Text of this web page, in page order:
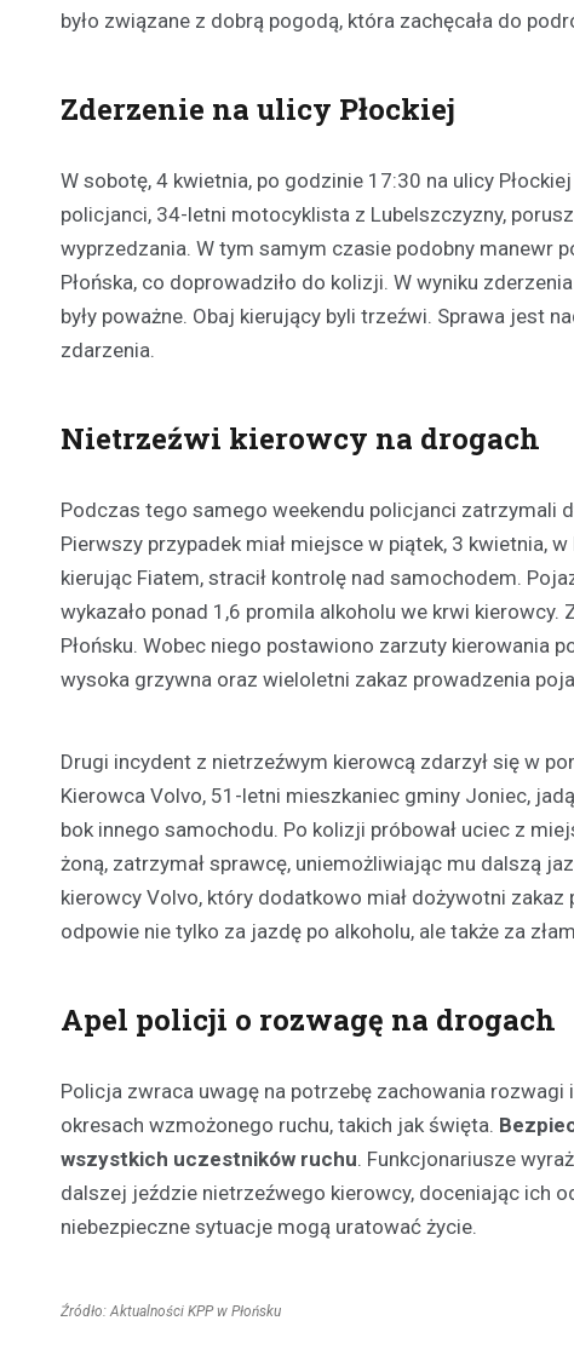
było związane z dobrą pogodą, która zachęcała do
Zderzenie na ulicy Płockiej
W sobotę, 4 kwietnia, po godzinie 17:30 na ulicy
policjanci, 34-letni motocyklista z Lubelszczyzny,
wyprzedzania. W tym samym czasie podobny manewr
Płońska, co doprowadziło do kolizji. W wyniku
były poważne. Obaj kierujący byli trzeźwi. Sprawa jest
zdarzenia.
Nietrzeźwi kierowcy na drogach
Podczas tego samego weekendu policjanci zatrzymali
Pierwszy przypadek miał miejsce w piątek, 3 kwietnia,
kierując Fiatem, stracił kontrolę nad samochodem.
wykazało ponad 1,6 promila alkoholu we krwi
Płońsku. Wobec niego postawiono zarzuty kierowania
wysoka grzywna oraz wieloletni zakaz prowadzenia
Drugi incydent z nietrzeźwym kierowcą zdarzył się w
Kierowca Volvo, 51-letni mieszkaniec gminy Joniec,
bok innego samochodu. Po kolizji próbował uciec z
żoną, zatrzymał sprawcę, uniemożliwiając mu dalszą
kierowcy Volvo, który dodatkowo miał dożywotni
odpowie nie tylko za jazdę po alkoholu, ale także za
Apel policji o rozwagę na drogach
Policja zwraca uwagę na potrzebę zachowania
okresach wzmożonego ruchu, takich jak święta.
wszystkich uczestników ruchu. Funkcjonariusze
dalszej jeździe nietrzeźwego kierowcy, doceniając ich
niebezpieczne sytuacje mogą uratować życie.
Źródło: Aktualności KPP w Płońsku